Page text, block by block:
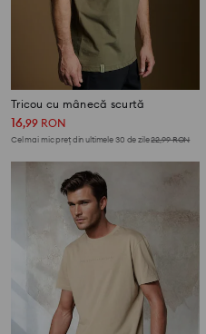
Tricou cu mânecă scurtă
16,99 RON
Cel mai mic preț din ultimele 30 de zile22,99RON